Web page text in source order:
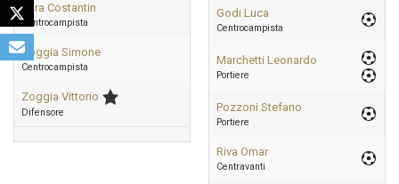
Zara Costantin
Centrocampista
Zoggia Simone
Centrocampista
Zoggia Vittorio
Difensore
Godi Luca
Centrocampista
Marchetti Leonardo
Portiere
Pozzoni Stefano
Portiere
Riva Omar
Centravanti